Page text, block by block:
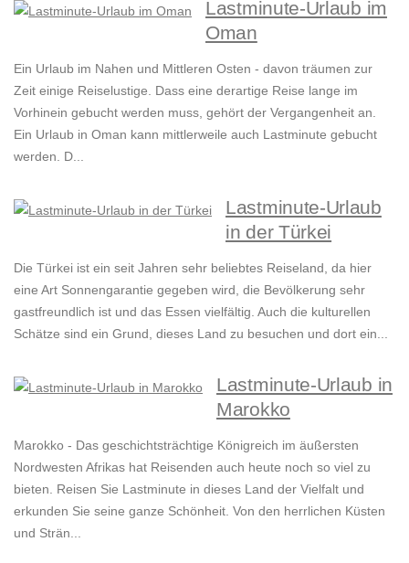
Lastminute-Urlaub im
Oman
Ein Urlaub im Nahen und Mittleren Osten - davon träumen zur
Zeit einige Reiselustige. Dass eine derartige Reise lange im
Vorhinein gebucht werden muss, gehört der Vergangenheit an.
Ein Urlaub in Oman kann mittlerweile auch Lastminute gebucht
werden. D...
Lastminute-Urlaub
in der Türkei
Die Türkei ist ein seit Jahren sehr beliebtes Reiseland, da hier
eine Art Sonnengarantie gegeben wird, die Bevölkerung sehr
gastfreundlich ist und das Essen vielfältig. Auch die kulturellen
Schätze sind ein Grund, dieses Land zu besuchen und dort ein...
Lastminute-Urlaub in
Marokko
Marokko - Das geschichtsträchtige Königreich im äußersten
Nordwesten Afrikas hat Reisenden auch heute noch so viel zu
bieten. Reisen Sie Lastminute in dieses Land der Vielfalt und
erkunden Sie seine ganze Schönheit. Von den herrlichen Küsten
und Strän...